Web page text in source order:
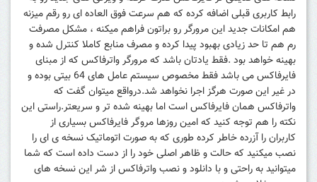
رابط کاربری قبلی اضافه کرده که هم سرعت فوق العاده ای رو رقم میزنه
هم امکانات جدید این مرورگر رو براتون فراهم میکنه ، مشکل مصرفت
رم هم تا حد زیادی بهبود پیدا کرده و مصرف منابع کاملا کنترل شده و
بهینه خواهد بود .فقط یادتان باشد که مرورگر واترفاکس که از مبنای
فایرفاکس می باشد فقط مخصوص سیستم عامل های 64 بیتی بوده و
در غیر این صورت هرگز اجرا نخواهد شد.درواقع میتوان گفت که
واترفاکس همان فایرفاکس است اما بهینه شده تر و سریعتر.راستی این
نکته را هم توجه کنید که امین روزها مروگر فایرفاکس بسیاری از
کاربران را آزرده خاطر کرده طوری که به صورت اتوماتیک نسخه ی ای را
نصب میکنید که حالت و ظاهر اصلی خود را از دست داده است که شما
میتوانید به راحتی و با دانلود و نصب واترفاکس از شر این نسخه های